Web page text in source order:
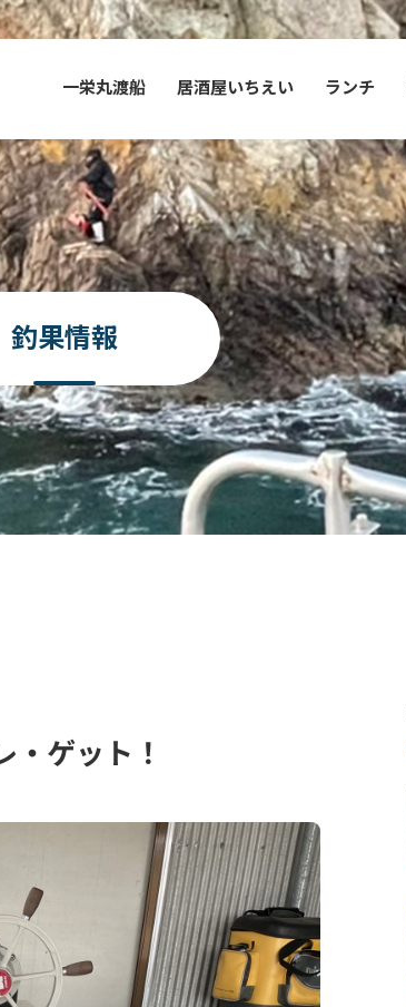
一栄丸渡船 居酒屋いちえい ランチ
釣果情報
ゲット！